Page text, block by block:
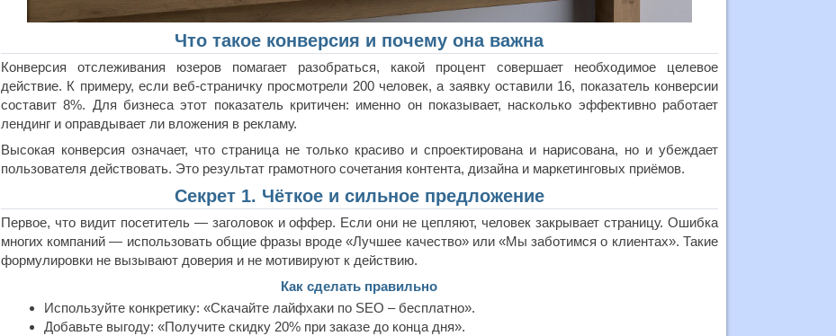
Что такое конверсия и почему она важна
Конверсия отслеживания юзеров помагает разобраться, какой процент совершает необходимое целевое
действие. К примеру, если веб-страничку просмотрели 200 человек, а заявку оставили 16, показатель конверсии
составит 8%. Для бизнеса этот показатель критичен: именно он показывает, насколько эффективно работает
лендинг и оправдывает ли вложения в рекламу.
Высокая конверсия означает, что страница не только красиво и спроектирована и нарисована, но и убеждает
пользователя действовать. Это результат грамотного сочетания контента, дизайна и маркетинговых приёмов.
Секрет 1. Чёткое и сильное предложение
Первое, что видит посетитель — заголовок и оффер. Если они не цепляют, человек закрывает страницу. Ошибка
многих компаний — использовать общие фразы вроде «Лучшее качество» или «Мы заботимся о клиентах». Такие
формулировки не вызывают доверия и не мотивируют к действию.
Как сделать правильно
Используйте конкретику: «Скачайте лайфхаки по SEO – бесплатно».
Добавьте выгоду: «Получите скидку 20% при заказе до конца дня».